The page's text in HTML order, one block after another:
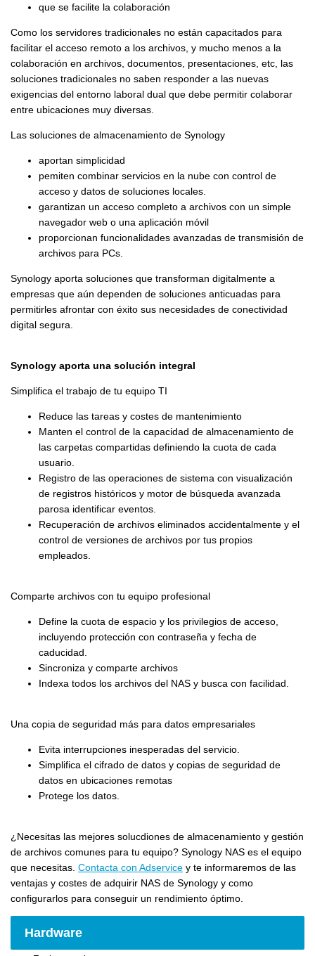
Hardware
que se facilite la colaboración
Como los servidores tradicionales no están capacitados para
facilitar el acceso remoto a los archivos, y mucho menos a la
colaboración en archivos, documentos, presentaciones, etc, las
soluciones tradicionales no saben responder a las nuevas
exigencias del entorno laboral dual que debe permitir colaborar
entre ubicaciones muy diversas.
Las soluciones de almacenamiento de Synology
aportan simplicidad
pemiten combinar servicios en la nube con control de
acceso y datos de soluciones locales.
garantizan un acceso completo a archivos con un simple
navegador web o una aplicación móvil
proporcionan funcionalidades avanzadas de transmisión de
archivos para PCs.
Synology aporta soluciones que transforman digitalmente a
empresas que aún dependen de soluciones anticuadas para
permitirles afrontar con éxito sus necesidades de conectividad
digital segura.
Synology aporta una solución integral
Simplifica el trabajo de tu equipo TI
Reduce las tareas y costes de mantenimiento
Manten el control de la capacidad de almacenamiento de
las carpetas compartidas definiendo la cuota de cada
usuario.
Registro de las operaciones de sistema con visualización
de registros históricos y motor de búsqueda avanzada
parosa identificar eventos.
Recuperación de archivos eliminados accidentalmente y el
control de versiones de archivos por tus propios
empleados.
Comparte archivos con tu equipo profesional
Define la cuota de espacio y los privilegios de acceso,
incluyendo protección con contraseña y fecha de
caducidad.
Sincroniza y comparte archivos
Indexa todos los archivos del NAS y busca con facilidad.
Una copia de seguridad más para datos empresariales
Evita interrupciones inesperadas del servicio.
Simplifica el cifrado de datos y copias de seguridad de
datos en ubicaciones remotas
Protege los datos.
¿Necesitas las mejores solucdiones de almacenamiento y gestión
de archivos comunes para tu equipo? Synology NAS es el equipo
que necesitas. Contacta con Adservice y te informaremos de las
ventajas y costes de adquirir NAS de Synology y como
configurarlos para conseguir un rendimiento óptimo.